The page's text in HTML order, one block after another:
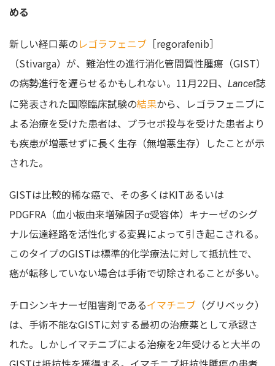
める
新しい経口薬のレゴラフェニブ ［regorafenib］
（Stivarga）が、難治性の進行消化管間質性腫瘍（GIST）
の病勢進行を遅らせるかもしれない。11月22日、 Lancet誌
に発表された国際臨床試験の結果から、レゴラフェニブに
よる治療を受けた患者は、プラセボ投与を受けた患者より
も疾患が増悪せずに長く生存（無増悪生存）したことが示
された。
GISTは比較的稀な癌で、その多くはKITあるいは
PDGFRA（血小板由来増殖因子α受容体）キナーゼのシグ
ナル伝達経路を活性化する変異によって引き起こされる。
このタイプのGISTは標準的化学療法に対して抵抗性で、
癌が転移していない場合は手術で切除されることが多い。
チロシンキナーゼ阻害剤であるイマチニブ （グリベック）
は、手術不能なGISTに対する最初の治療薬として承認さ
れた。しかしイマチニブによる治療を2年受けると大半の